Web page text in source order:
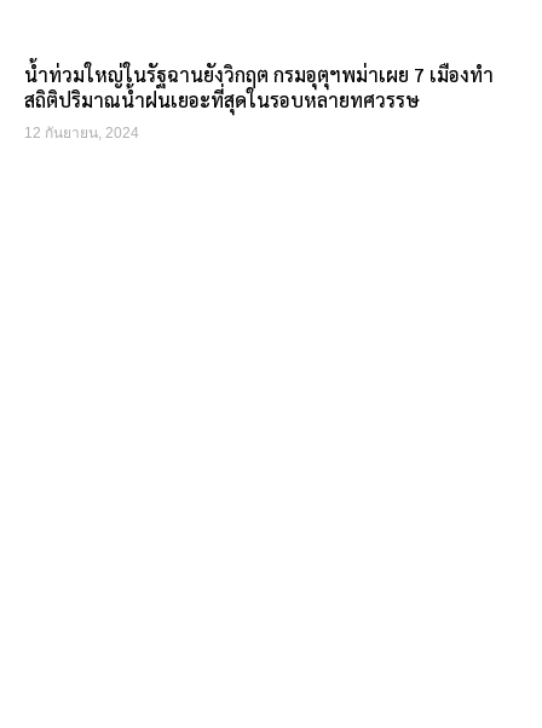
น้ำท่วมใหญ่ในรัฐฉานยังวิกฤต กรมอุตุฯพม่าเผย 7 เมืองทำ
สถิติปริมาณน้ำฝนเยอะที่สุดในรอบหลายทศวรรษ
12 กันยายน, 2024